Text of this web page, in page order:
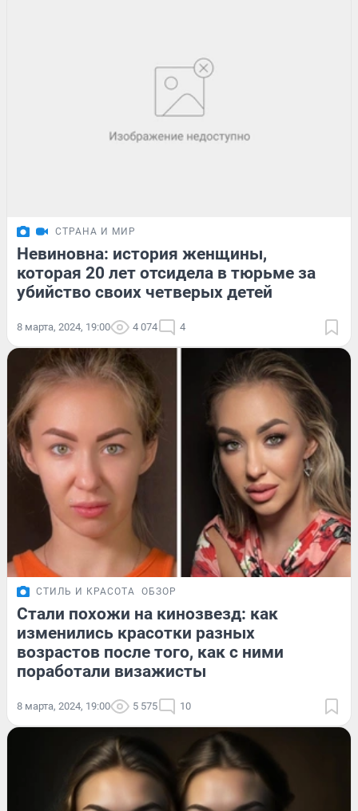
СТРАНА И МИР
Невиновна: история женщины,
которая 20 лет отсидела в тюрьме за
убийство своих четверых детей
8 марта, 2024, 19:00 4 074 4
СТИЛЬ И КРАСОТА ОБЗОР
Стали похожи на кинозвезд: как
изменились красотки разных
возрастов после того, как с ними
поработали визажисты
8 марта, 2024, 19:00 5 575 10